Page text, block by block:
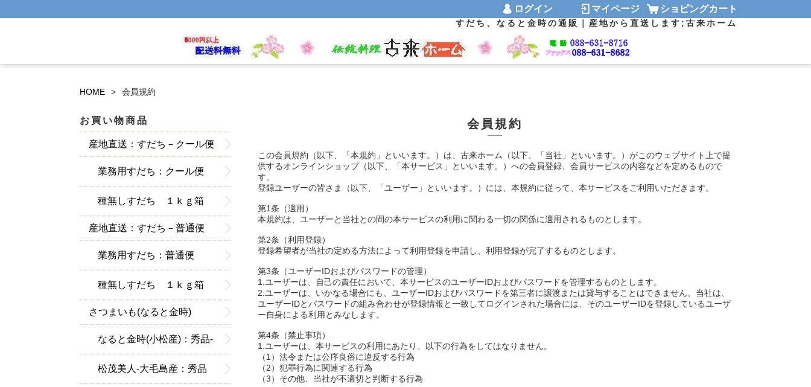
ログイン マイページ ショピングカート
すだち、なると金時の通販｜産地から直送します;古来ホーム
HOME 会員規約
会員規約
この会員規約（以下、「本規約」といいます。）は、古来ホーム（以下、「当社」といいます。）がこのウェブサイト上で提
供するオンラインショップ（以下、「本サービス」といいます。）への会員登録、会員サービスの内容などを定めるもので
す。
登録ユーザーの皆さま（以下、「ユーザー」といいます。）には、本規約に従って、本サービスをご利用いただきます。
第1条（適用）
本規約は、ユーザーと当社との間の本サービスの利用に関わる一切の関係に適用されるものとします。
第2条（利用登録）
登録希望者が当社の定める方法によって利用登録を申請し、利用登録が完了するものとします。
第3条（ユーザーIDおよびパスワードの管理）
1.ユーザーは、自己の責任において、本サービスのユーザーIDおよびパスワードを管理するものとします。
2.ユーザーは、いかなる場合にも、ユーザーIDおよびパスワードを第三者に譲渡または貸与することはできません。当社は、
ユーザーIDとパスワードの組み合わせが登録情報と一致してログインされた場合には、そのユーザーIDを登録しているユーザ
ー自身による利用とみなします。
第4条（禁止事項）
1.ユーザーは、本サービスの利用にあたり、以下の行為をしてはなりません。
（1）法令または公序良俗に違反する行為
（2）犯罪行為に関連する行為
（3）その他、当社が不適切と判断する行為
お買い物商品
産地直送：すだち－クール便
業務用すだち：クール便
種無しすだち １ｋｇ箱
入：クール便
産地直送：すだち－普通便
業務用すだち：普通便
種無しすだち １ｋｇ箱
入：普通便
さつまいも(なると金時)
なると金時(小松産)：秀品-
優品
松茂美人-大毛島産：秀品